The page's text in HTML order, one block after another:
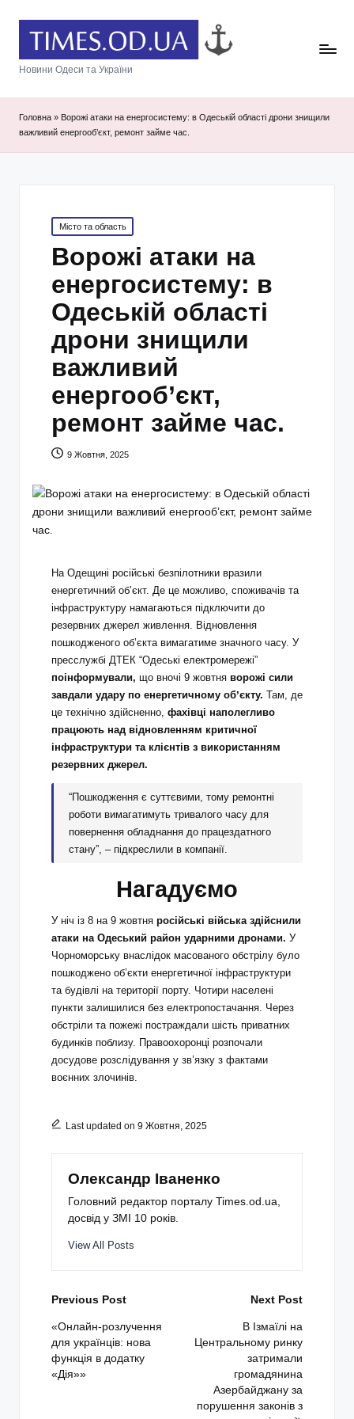
Новини Одеси та України
Головна » Ворожі атаки на енергосистему: в Одеській області дрони знищили
важливий енергооб’єкт, ремонт займе час.
Posted
in
Місто та область
Ворожі атаки на
енергосистему: в
Одеській області
дрони знищили
важливий
енергооб’єкт,
ремонт займе час.
9 Жовтня, 2025
На Одещині російські безпілотники вразили
енергетичний об’єкт. Де це можливо, споживачів та
інфраструктуру намагаються підключити до
резервних джерел живлення. Відновлення
пошкодженого об’єкта вимагатиме значного часу. У
пресслужбі ДТЕК “Одеські електромережі”
поінформували, що вночі 9 жовтня ворожі сили
завдали удару по енергетичному обʼєкту. Там, де
це технічно здійсненно, фахівці наполегливо
працюють над відновленням критичної
інфраструктури та клієнтів з використанням
резервних джерел.
“Пошкодження є суттєвими, тому ремонтні
роботи вимагатимуть тривалого часу для
повернення обладнання до працездатного
стану”, – підкреслили в компанії.
Нагадуємо
У ніч із 8 на 9 жовтня російські війська здійснили
атаки на Одеський район ударними дронами. У
Чорноморську внаслідок масованого обстрілу було
пошкоджено обʼєкти енергетичної інфраструктури
та будівлі на території порту. Чотири населені
пункти залишилися без електропостачання. Через
обстріли та пожежі постраждали шість приватних
будинків поблизу. Правоохоронці розпочали
досудове розслідування у зв’язку з фактами
воєнних злочинів.
Last updated on 9 Жовтня, 2025
Олександр Іваненко
Головний редактор порталу Times.od.ua,
досвід у ЗМІ 10 років.
View All Posts
Post
navigation
Previous Post
«Онлайн-розлучення
для українців: нова
функція в додатку
«Дія»»
Next Post
В Ізмаїлі на
Центральному ринку
затримали
громадянина
Азербайджану за
порушення законів з